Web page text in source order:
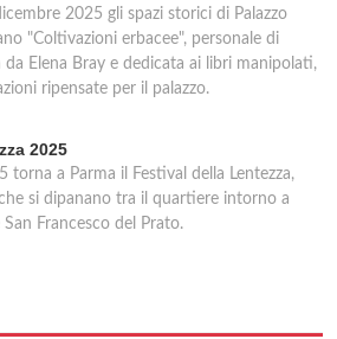
2025 gli spazi storici di Palazzo
"Coltivazioni erbacee", personale di
Elena Bray e dedicata ai libri manipolati,
ripensate per il palazzo.
2025
torna a Parma il Festival della Lentezza,
si dipanano tra il quartiere intorno a
Francesco del Prato.